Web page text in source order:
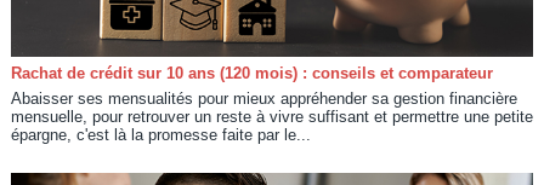
Rachat de crédit sur 10 ans (120 mois) : conseils et comparateur
Abaisser ses mensualités pour mieux appréhender sa gestion financière
mensuelle, pour retrouver un reste à vivre suffisant et permettre une petite
épargne, c'est là la promesse faite par le...